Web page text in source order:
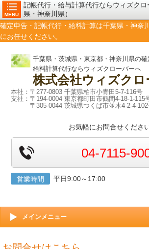
MENU
記帳代行・給与計算代行ならウィズク
県・神奈川県）
確定申告・記帳代行・給料計算は千葉県・神奈
にお任せください。
千葉県・茨城県・東京都・神奈川県の確
給料計算代行ならウィズクローバーへ
株式会社ウィズクロ
本社：〒277-0803 千葉県柏市小青田5-7-116号
支社：〒194-0004 東京都町田市鶴間4-18-1-115
〒305-0044 茨城県つくば市並木4-2-4-102
お気軽にお問合せくださ
04-7115-
営業時間 平日9:00～17:00
メインメニュー